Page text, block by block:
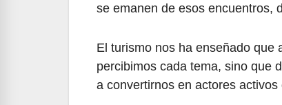
se emanen de esos encuentros,
El turismo nos ha enseñado que
percibimos cada tema, sino que
a convertirnos en actores